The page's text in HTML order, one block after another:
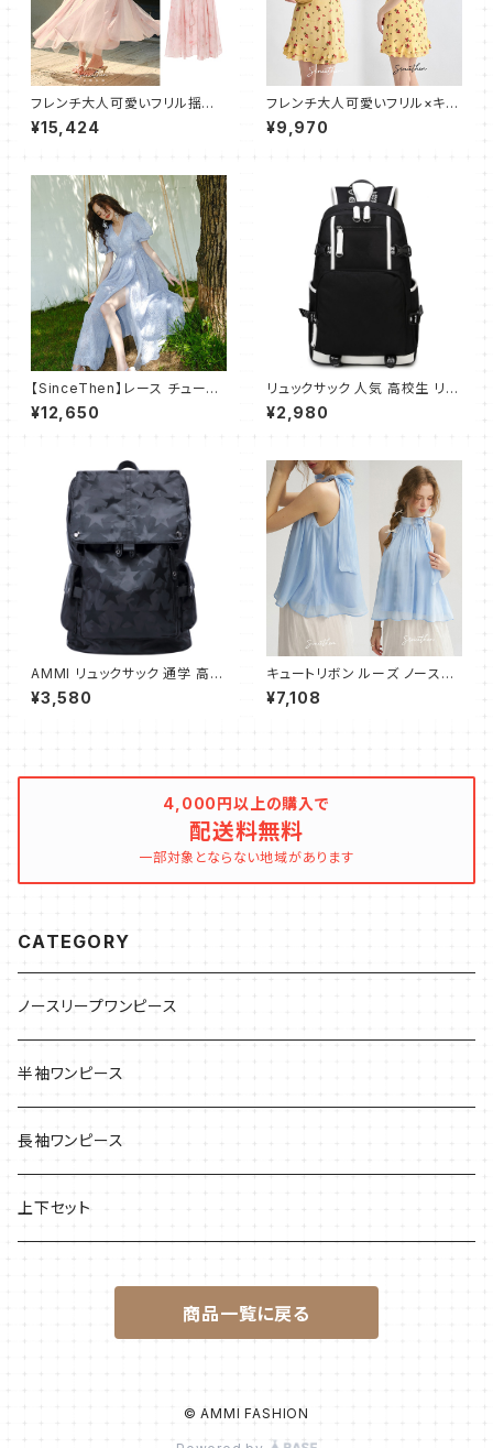
フレンチ大人可愛いフリル揺れ
るキャミワンピース フレアロン
グ
¥15,424
フレンチ大人可愛いフリル×キャ
ミワンピース ショート
¥9,970
【SinceThen】レース チュール
ワンピース ドレス ロング
¥12,650
リュックサック 人気 高校生 リュ
ック レディース メンズ おしゃれ
ストライプ アウトドア スポーツ
容量 学生 旅行 デイパック お出
かけ A4 サイズ バックパック P
Cバッグ(ブラック）
¥2,980
AMMI リュックサック 通学 高校
生 大学生 人気 メンズ バックパ
ック 大容量 ビジネスリュック お
¥3,580
キュートリボン ルーズ ノースリ
ーブブラウス
¥7,108
4,000円以上の購入で
配送料無料
一部対象とならない地域があります
CATEGORY
ノースリープワンピース
半袖ワンピース
長袖ワンピース
上下セット
商品一覧に戻る
© AMMI FASHION